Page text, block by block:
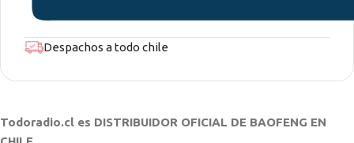
Despachos a todo chile
Todoradio.cl es DISTRIBUIDOR OFICIAL DE BAOFENG EN